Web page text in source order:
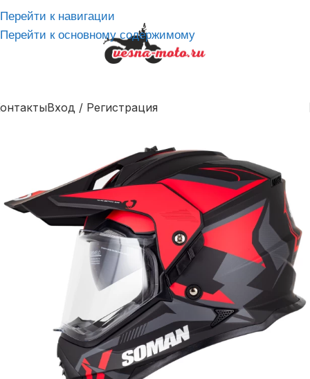
Перейти к навигации
Перейти к основному содержимому
Вход / Регистрация